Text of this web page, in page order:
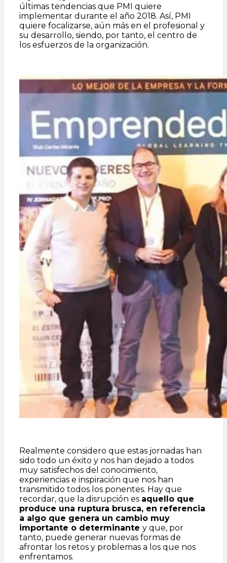
últimas tendencias que PMI quiere
implementar durante el año 2018. Así, PMI
quiere focalizarse, aún más en el profesional y
su desarrollo, siendo, por tanto, el centro de
los esfuerzos de la organización.
Realmente considero que estas jornadas han
sido todo un éxito y nos han dejado a todos
muy satisfechos del conocimiento,
experiencias e inspiración que nos han
transmitido todos los ponentes. Hay que
recordar, que la disrupción es aquello que
produce una ruptura brusca, en referencia
a algo que genera un cambio muy
importante o determinante y que, por
tanto, puede generar nuevas formas de
afrontar los retos y problemas a los que nos
enfrentamos.